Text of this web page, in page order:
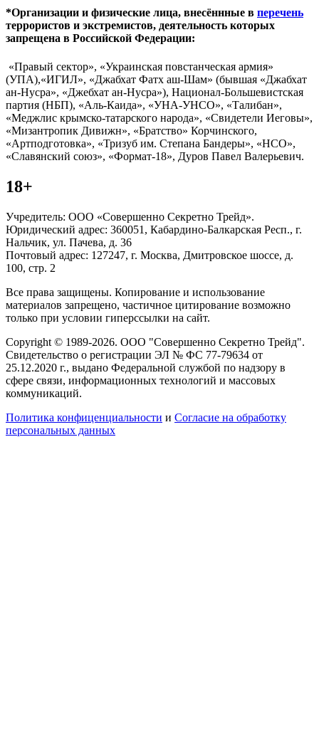
*Организации и физические лица, внесённные в перечень
террористов и экстремистов, деятельность которых
запрещена в Российской Федерации:
«Правый сектор», «Украинская повстанческая армия»
(УПА),«ИГИЛ», «Джабхат Фатх аш-Шам» (бывшая «Джабхат
ан-Нусра», «Джебхат ан-Нусра»), Национал-Большевистская
партия (НБП), «Аль-Каида», «УНА-УНСО», «Талибан»,
«Меджлис крымско-татарского народа», «Свидетели Иеговы»,
«Мизантропик Дивижн», «Братство» Корчинского,
«Артподготовка», «Тризуб им. Степана Бандеры», «НСО»,
«Славянский союз», «Формат-18», Дуров Павел Валерьевич.
18+
Учредитель: ООО «Совершенно Секретно Трейд».
Юридический адрес: 360051, Кабардино-Балкарская Респ., г.
Нальчик, ул. Пачева, д. 36
Почтовый адрес: 127247, г. Москва, Дмитровское шоссе, д.
100, стр. 2
Все права защищены. Копирование и использование
материалов запрещено, частичное цитирование возможно
только при условии гиперссылки на сайт.
Copyright © 1989-2026. ООО "Совершенно Секретно Трейд".
Свидетельство о регистрации ЭЛ № ФС 77-79634 от
25.12.2020 г., выдано Федеральной службой по надзору в
сфере связи, информационных технологий и массовых
коммуникаций.
Политика конфиценциальности и Согласие на обработку
персональных данных